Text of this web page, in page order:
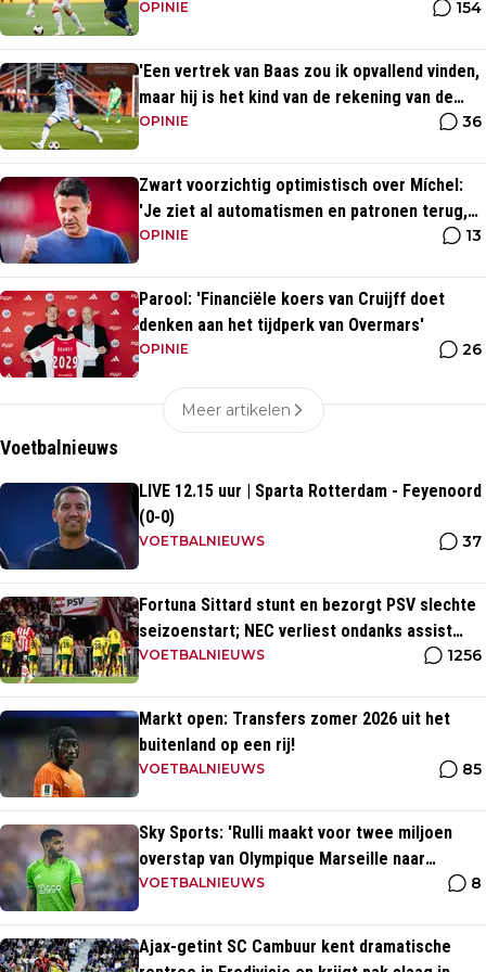
OPINIE 154
'Een vertrek van Baas zou ik opvallend vinden,
maar hij is het kind van de rekening van de
komst van Blind'
OPINIE 36
Zwart voorzichtig optimistisch over Míchel:
'Je ziet al automatismen en patronen terug,
maar...'
OPINIE 13
Parool: 'Financiële koers van Cruijff doet
denken aan het tijdperk van Overmars'
OPINIE 26
Meer artikelen
Voetbalnieuws
LIVE 12.15 uur | Sparta Rotterdam - Feyenoord
(0-0)
VOETBALNIEUWS 37
Fortuna Sittard stunt en bezorgt PSV slechte
seizoenstart; NEC verliest ondanks assist
Tadic
VOETBALNIEUWS 1256
Markt open: Transfers zomer 2026 uit het
buitenland op een rij!
VOETBALNIEUWS 85
Sky Sports: 'Rulli maakt voor twee miljoen
overstap van Olympique Marseille naar
Manchester City'
VOETBALNIEUWS 8
Ajax-getint SC Cambuur kent dramatische